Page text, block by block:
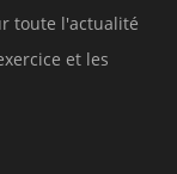
toute l'actualité
et les